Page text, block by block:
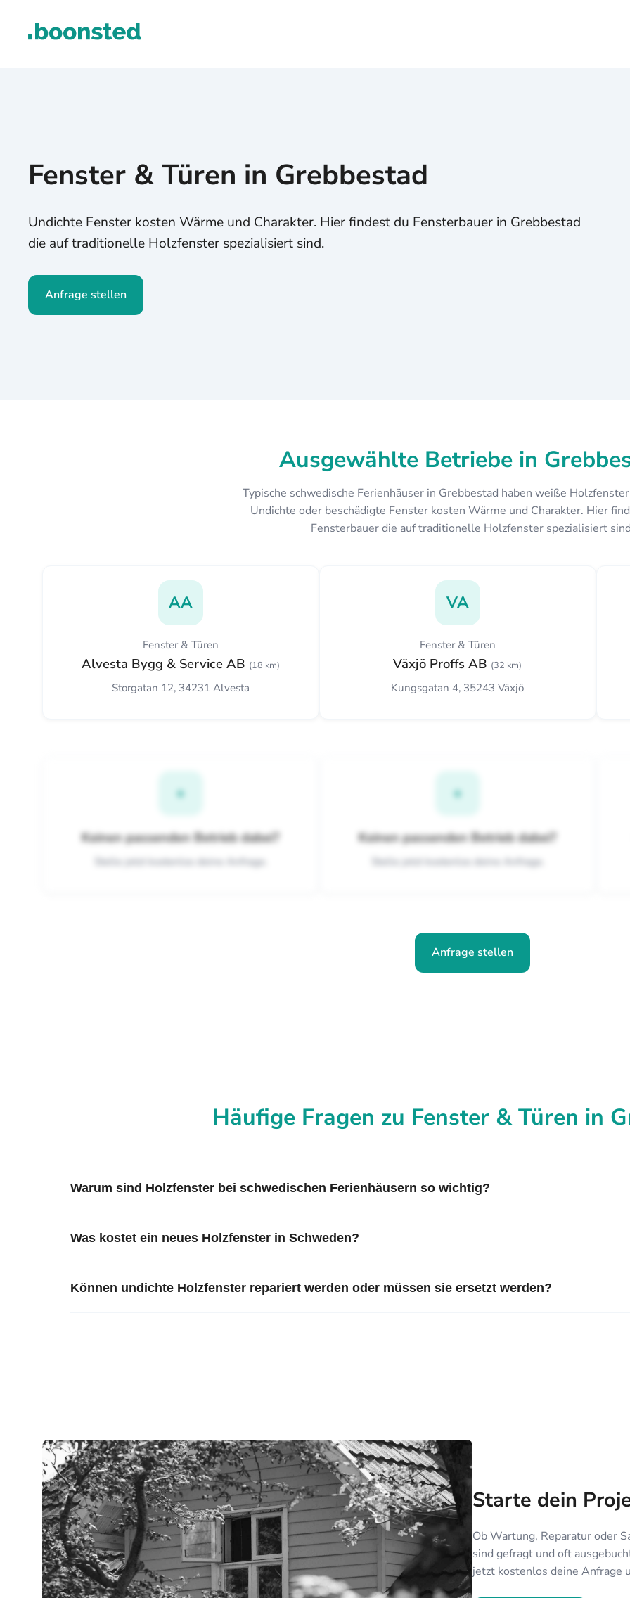
Fenster & Türen in Grebbestad
Undichte Fenster kosten Wärme und Charakter. Hier findest du Fensterbauer in Grebbestad
die auf traditionelle Holzfenster spezialisiert sind.
Anfrage stellen
Ausgewählte Betriebe in
Typische schwedische Ferienhäuser in Grebbestad haben weiße
Undichte oder beschädigte Fenster kosten Wärme und Charakter. Hier
Fensterbauer die auf traditionelle Holzfenster spezialisiert
AA
Fenster & Türen
Alvesta Bygg & Service AB (18 km)
Storgatan 12, 34231 Alvesta
VA
Fenster & Türen
Växjö Proffs AB (32 km)
Kungsgatan 4, 35243 Växjö
+
Keinen passenden Betrieb dabei?
Stelle jetzt kostenlos deine Anfrage.
+
Keinen passenden Betrieb dabei?
Stelle jetzt kostenlos deine Anfrage.
Anfrage stellen
Häufige Fragen zu Fenster & Türen in
Warum sind Holzfenster bei schwedischen Ferienhäusern so wichtig?
Was kostet ein neues Holzfenster in Schweden?
Können undichte Holzfenster repariert werden oder müssen sie ersetzt werden?
Starte dein
Ob Wartung, Reparatur oder
sind gefragt und oft
jetzt kostenlos deine Anfrage